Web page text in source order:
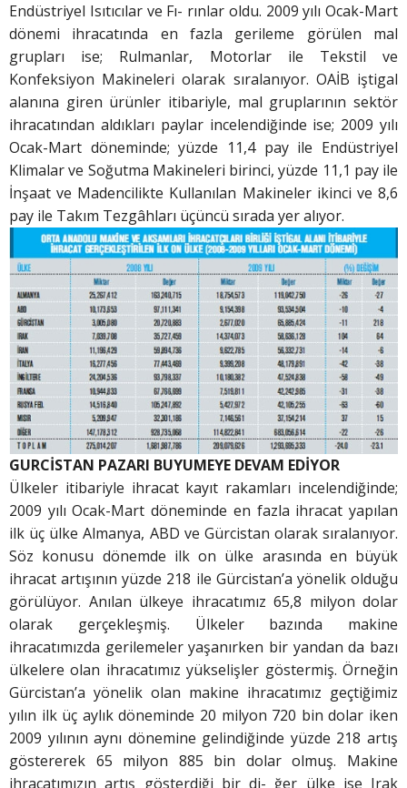
Endüstriyel Isıtıcılar ve Fı- rınlar oldu. 2009 yılı Ocak-Mart
dönemi ihracatında en fazla gerileme görülen mal
grupları ise; Rulmanlar, Motorlar ile Tekstil ve
Konfeksiyon Makineleri olarak sıralanıyor. OAİB iştigal
alanına giren ürünler itibariyle, mal gruplarının sektör
ihracatından aldıkları paylar incelendiğinde ise; 2009 yılı
Ocak-Mart döneminde; yüzde 11,4 pay ile Endüstriyel
Klimalar ve Soğutma Makineleri birinci, yüzde 11,1 pay ile
İnşaat ve Madencilikte Kullanılan Makineler ikinci ve 8,6
pay ile Takım Tezgâhları üçüncü sırada yer alıyor.
GURCİSTAN PAZARI BUYUMEYE DEVAM EDİYOR
Ülkeler itibariyle ihracat kayıt rakamları incelendiğinde;
2009 yılı Ocak-Mart döneminde en fazla ihracat yapılan
ilk üç ülke Almanya, ABD ve Gürcistan olarak sıralanıyor.
Söz konusu dönemde ilk on ülke arasında en büyük
ihracat artışının yüzde 218 ile Gürcistan’a yönelik olduğu
görülüyor. Anılan ülkeye ihracatımız 65,8 milyon dolar
olarak gerçekleşmiş. Ülkeler bazında makine
ihracatımızda gerilemeler yaşanırken bir yandan da bazı
ülkelere olan ihracatımız yükselişler göstermiş. Örneğin
Gürcistan’a yönelik olan makine ihracatımız geçtiğimiz
yılın ilk üç aylık döneminde 20 milyon 720 bin dolar iken
2009 yılının aynı dönemine gelindiğinde yüzde 218 artış
göstererek 65 milyon 885 bin dolar olmuş. Makine
ihracatımızın artış gösterdiği bir di- ğer ülke ise Irak